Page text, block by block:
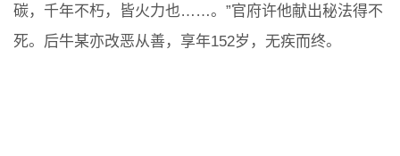
碳，千年不朽，皆火力也……。”官府许他献出秘法得不
死。后牛某亦改恶从善，享年152岁，无疾而终。